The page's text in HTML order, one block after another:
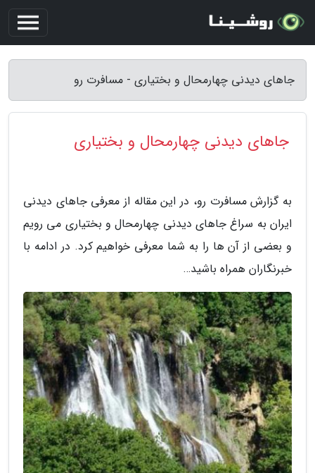
جاهای دیدنی چهارمحال و بختیاری - مسافرت رو
جاهای دیدنی چهارمحال و بختیاری
به گزارش مسافرت رو، در این مقاله از معرفی جاهای دیدنی
ایران به سراغ جاهای دیدنی چهارمحال و بختیاری می رویم
و بعضی از آن ها را به شما معرفی خواهیم کرد. در ادامه با
خبرنگاران همراه باشید…